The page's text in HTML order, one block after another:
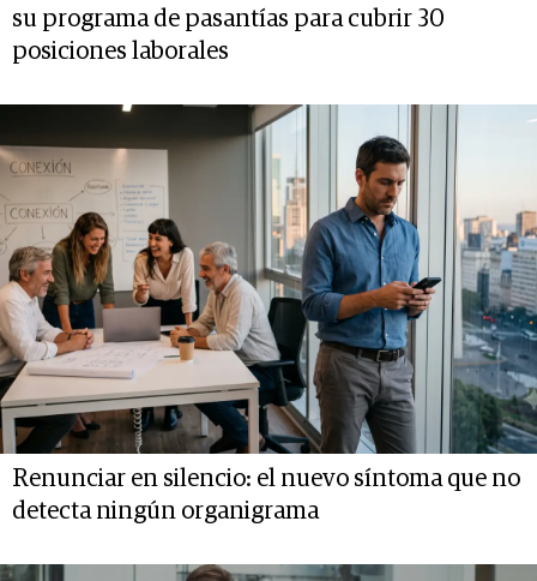
su programa de pasantías para cubrir 30
posiciones laborales
Renunciar en silencio: el nuevo síntoma que no
detecta ningún organigrama